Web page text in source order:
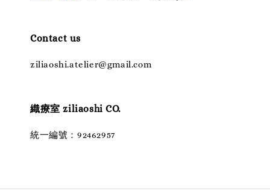
Contact us
ziliaoshi.atelier@gmail.com
織療室 ziliaoshi CO.
統一編號：92462957